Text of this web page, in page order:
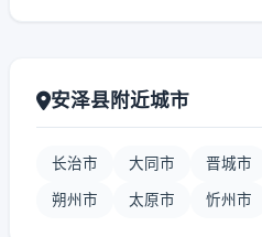
安泽县附近城市
长治市 大同市 晋城市
朔州市 太原市 忻州市